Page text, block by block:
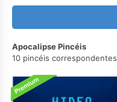
Apocalipse Pincéis
10 pincéis correspondentes